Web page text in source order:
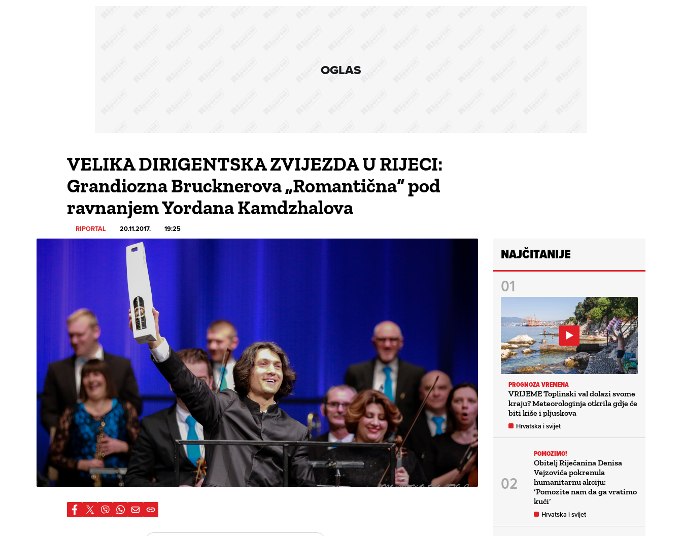
OGLAS
VELIKA DIRIGENTSKA ZVIJEZDA U RIJECI:
Grandiozna Brucknerova „Romantična“ pod
ravnanjem Yordana Kamdzhalova
RIPORTAL 20.11.2017. 19:25
NAJČITANIJE
PROGNOZA VREMENA
VRIJEME Toplinski val dolazi svome
kraju? Meteorologinja otkrila gdje će
biti kiše i pljuskova
Hrvatska i svijet
POMOZIMO!
Obitelj Riječanina Denisa
Vejzovića pokrenula
humanitarnu akciju:
‘Pomozite nam da ga vratimo
kući’
Hrvatska i svijet